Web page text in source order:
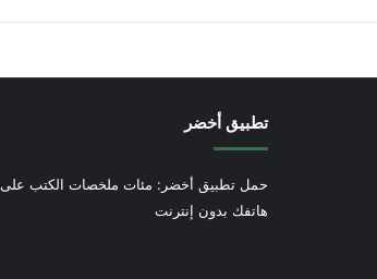
تطبيق أخضر
حمل تطبيق أخضر: مئات ملخصات الكتب على
هاتفك بدون إنترنت